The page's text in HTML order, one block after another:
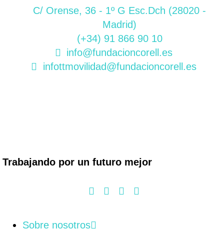
C/ Orense, 36 - 1º G Esc.Dch (28020 -
Madrid)
(+34) 91 866 90 10
info@fundacioncorell.es
infottmovilidad@fundacioncorell.es
Trabajando por un futuro mejor
Sobre nosotros